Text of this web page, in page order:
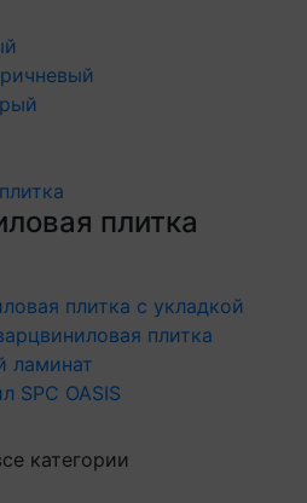
плитка
плитка с укладкой
плитка
ламинат
SPC OASIS
категории